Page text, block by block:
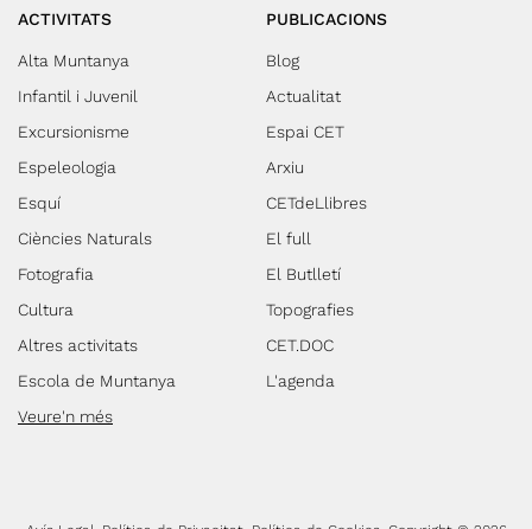
ACTIVITATS
Alta Muntanya
Infantil i Juvenil
Excursionisme
Espeleologia
Esquí
Ciències Naturals
Fotografia
Cultura
Altres activitats
Escola de Muntanya
Veure'n més
PUBLICACIONS
Blog
Actualitat
Espai CET
Arxiu
CETdeLlibres
El full
El Butlletí
Topografies
CET.DOC
L'agenda